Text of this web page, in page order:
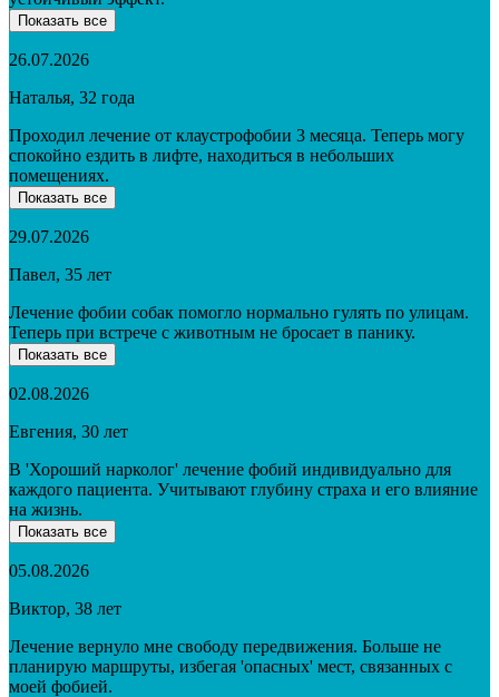
Показать все
26.07.2026
Наталья, 32 года
Проходил лечение от клаустрофобии 3 месяца. Теперь могу
спокойно ездить в лифте, находиться в небольших
помещениях.
Показать все
29.07.2026
Павел, 35 лет
Лечение фобии собак помогло нормально гулять по улицам.
Теперь при встрече с животным не бросает в панику.
Показать все
02.08.2026
Евгения, 30 лет
В 'Хороший нарколог' лечение фобий индивидуально для
каждого пациента. Учитывают глубину страха и его влияние
на жизнь.
Показать все
05.08.2026
Виктор, 38 лет
Лечение вернуло мне свободу передвижения. Больше не
планирую маршруты, избегая 'опасных' мест, связанных с
моей фобией.